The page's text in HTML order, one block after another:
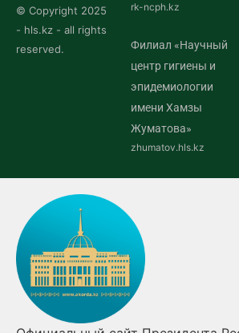
© Copyright 2025
- hls.kz - all rights
reserved.
rk-ncph.kz
Филиал «Научный
центр гигиены и
эпидемиологии
имени Хамзы
Жуматова»
zhumatov.hls.kz